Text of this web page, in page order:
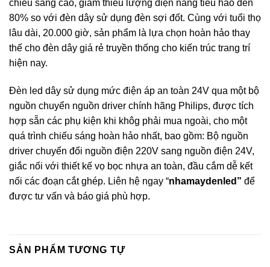
chiếu sáng cao, giảm thiểu lượng điện năng tiêu hao đến
80% so với đèn dây sử dụng đèn sợi đốt. Cùng với tuổi thọ
lâu dài, 20.000 giờ, sản phẩm là lựa chọn hoàn hảo thay
thế cho đèn dây giá rẻ truyền thống cho kiến trúc trang trí
hiện nay.
Đèn led dây sử dụng mức điện áp an toàn 24V qua một bộ
nguồn chuyển nguồn driver chính hãng Philips, được tích
hợp sẵn các phụ kiện khi khôg phải mua ngoài, cho một
quá trình chiếu sáng hoàn hảo nhất, bao gồm: Bộ nguồn
driver chuyển đổi nguồn điện 220V sang nguồn điện 24V,
giắc nối với thiết kế vọ bọc nhựa an toàn, đầu cắm dễ kết
nối các đoạn cắt ghép. Liên hệ ngay “nhamaydenled” để
được tư vấn và báo giá phù hợp.
SẢN PHẨM TƯƠNG TỰ